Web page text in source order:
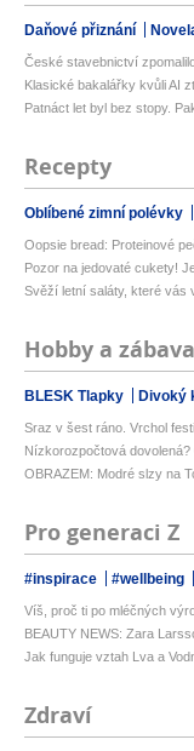
Daňové přiznání
České stavebnictví
Klasické bakalářky kvůli AI
Patnáct let byl bez stopy.
Recepty
Oblíbené zimní polévky
Oopsie bread: Proteinové
Pozor na jedovaté cukety!
Svěží letní saláty, které vás
Hobby a zábava
BLESK Tlapky Divoký
Sraz v šest ráno. Vrchol
Nízkorozpočtová dovolená?
OBRAZEM: Modré slzy na
Pro generaci Z
#inspirace #wellbeing
Víš, proč ti po mléčných
BEAUTY NEWS: Zara
Jak funguje vztah Lva a
Zdraví